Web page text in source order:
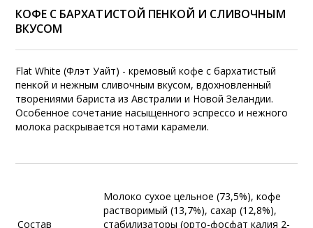
КОФЕ С БАРХАТИСТОЙ ПЕНКОЙ И СЛИВОЧНЫМ
ВКУСОМ
Flat White (Флэт Уайт) - кремовый кофе с бархатистый
пенкой и нежным сливочным вкусом, вдохновленный
творениями бариста из Австралии и Новой Зеландии.
Особенное сочетание насыщенного эспрессо и нежного
молока раскрывается нотами карамели.
Состав
Молоко сухое цельное (73,5%), кофе
растворимый (13,7%), сахар (12,8%),
стабилизаторы (орто-фосфат калия 2-